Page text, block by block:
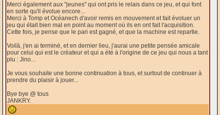
Merci également aux "jeunes" qui ont pris le relais dans ce jeu, et qui font
en sorte qu'il évolue encore...
Merci à Tomp et Océanech d'avoir remis en mouvement et fait évoluer un
jeu qui était bien mal en point au moment où ils en ont fait l'acquisition.
Cette fois, je pense que le pari est gagné, et que la machine est repartie.
Voilà, j'en ai terminé, et en dernier lieu, j'aurai une petite pensée amicale
pour celui qui est le créateur et qui a été à l'origine de ce jeu qui nous a tant
plu : Jino...
Je vous souhaite une bonne continuation à tous, et surtout de continuer à
prendre du plaisir à jouer...
Bye bye @ tous
JANKRY.